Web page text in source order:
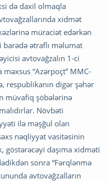
də daxil olmaqla
xidmət
müraciət edərkən
ətraflı məlumat
avtovağzalın 1-ci
“Azərpoçt” MMC-
respublikanın digər şəhər
müvafiq şöbələrinə
Növbəti
ilə məşğul olan
nəqliyyat vasitəsinin
göstərəcəyi daşıma xidməti
sonra “Fərqlənmə
avtovağzalların